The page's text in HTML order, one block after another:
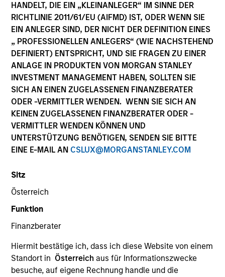
HANDELT, DIE EIN „KLEINANLEGER“ IM SINNE DER
RICHTLINIE 2011/61/EU (AIFMD) IST, ODER WENN SIE
EIN ANLEGER SIND, DER NICHT DER DEFINITION EINES
„ PROFESSIONELLEN ANLEGERS“ (WIE NACHSTEHEND
DEFINIERT) ENTSPRICHT, UND SIE FRAGEN ZU EINER
ANLAGE IN PRODUKTEN VON MORGAN STANLEY
INVESTMENT MANAGEMENT HABEN, SOLLTEN SIE
SICH AN EINEN ZUGELASSENEN FINANZBERATER
ODER -VERMITTLER WENDEN. WENN SIE SICH AN
KEINEN ZUGELASSENEN FINANZBERATER ODER -
VERMITTLER WENDEN KÖNNEN UND
UNTERSTÜTZUNG BENÖTIGEN, SENDEN SIE BITTE
EINE E-MAIL AN CSLUX@MORGANSTANLEY.COM
Sitz
Österreich
Funktion
Finanzberater
Hiermit bestätige ich, dass ich diese Website von einem
Standort in Österreich aus für Informationszwecke
besuche, auf eigene Rechnung handle und die
Dieses Dokument ist ein Marketingdokument.
Die Wertentwicklung in der Vergangenheit ist kein
verlässlicher Indikator für die künftige Wertentwicklung.
Die Rendite kann infolge von Währungsschwankungen
steigen oder sinken. Alle Performanceangaben werden auf
Basis der Nettoinventarwerte (NIW) berechnet. Alle
Stanley Investment Management.
Klicken Sie auf den Fondsnamen, um Informationen über
die Renditen des Kalenderjahres zu erhalten.
*Basiswährung des Fonds